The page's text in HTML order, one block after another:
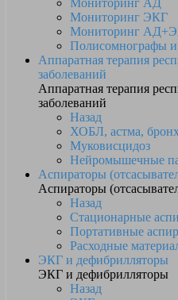
Мониторинг АД
Мониторинг ЭКГ
Мониторинг
Полисомнографы
Аппаратная терапия
заболеваний
Аппаратная терапия
заболеваний
Назад
ХОБЛ, астма,
Муковисцидоз
Нейромышечные
Аспираторы
Аспираторы
Назад
Стационарные
Портативные
Расходные
ЭКГ и дефибрилляторы
ЭКГ и дефибрилляторы
Назад